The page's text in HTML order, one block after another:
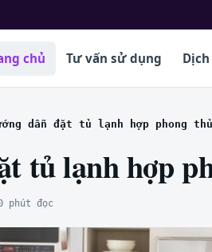
chủ Tư vấn sử dụng
dẫn đặt tủ lạnh hợp phong
tủ lạnh hợp
phút đọc